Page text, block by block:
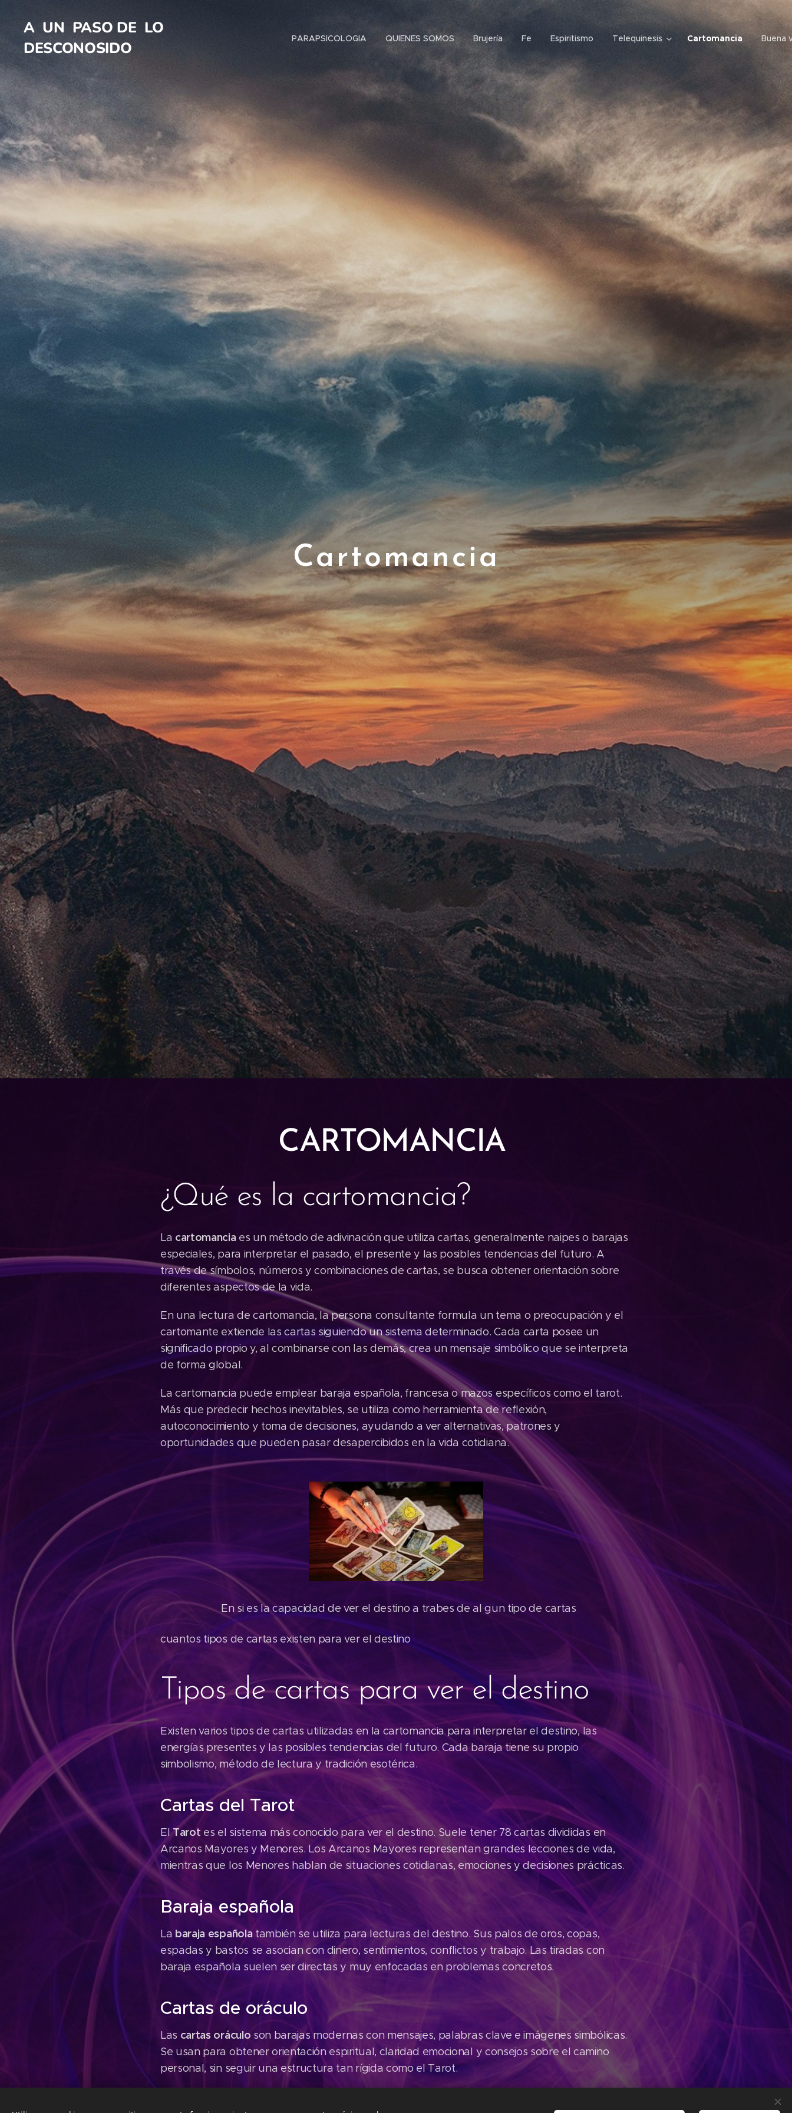
A UN PASO DE LO
DESCONOSIDO
PARAPSICOLOGIA QUIENES SOMOS Brujería Fe Espiritismo Telequinesis Cartomancia Buena
Cartomancia
CARTOMANCIA
¿Qué es la cartomancia?
La cartomanciaes un método de adivinación que utiliza cartas, generalmente naipes o barajas
especiales, para interpretar el pasado, el presente y las posibles tendencias del futuro. A
través de símbolos, números y combinaciones de cartas, se busca obtener orientación sobre
diferentes aspectos de la vida.
En una lectura de cartomancia, la persona consultante formula un tema o preocupación y el
cartomante extiende las cartas siguiendo un sistema determinado. Cada carta posee un
significado propio y, al combinarse con las demás, crea un mensaje simbólico que se interpreta
de forma global.
La cartomancia puede emplear baraja española, francesa o mazos específicos como el tarot.
Más que predecir hechos inevitables, se utiliza como herramienta de reflexión,
autoconocimiento y toma de decisiones, ayudando a ver alternativas, patrones y
oportunidades que pueden pasar desapercibidos en la vida cotidiana.
En si es la capacidad de ver el destino a trabes de al gun tipo de cartas
cuantos tipos de cartas existen para ver el destino
Tipos de cartas para ver el destino
Existen varios tipos de cartas utilizadas en la cartomancia para interpretar el destino, las
energías presentes y las posibles tendencias del futuro. Cada baraja tiene su propio
simbolismo, método de lectura y tradición esotérica.
Cartas del Tarot
ElTarot es el sistema más conocido para ver el destino. Suele tener 78 cartas divididas en
Arcanos Mayores y Menores. Los Arcanos Mayores representan grandes lecciones de vida,
mientras que los Menores hablan de situaciones cotidianas, emociones y decisiones prácticas.
Baraja española
La baraja españolatambién se utiliza para lecturas del destino. Sus palos de oros, copas,
espadas y bastos se asocian con dinero, sentimientos, conflictos y trabajo. Las tiradas con
baraja española suelen ser directas y muy enfocadas en problemas concretos.
Cartas de oráculo
Las cartas oráculo son barajas modernas con mensajes, palabras clave e imágenes simbólicas.
Se usan para obtener orientación espiritual, claridad emocional y consejos sobre el camino
personal, sin seguir una estructura tan rígida como el Tarot.